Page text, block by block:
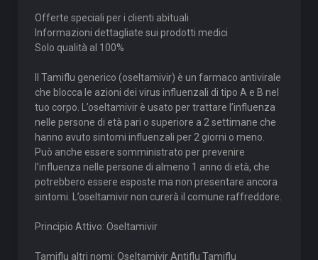
Offerte speciali per i clienti abituali
Informazioni dettagliate sui prodotti medici
Solo qualità al 100%
Il Tamiflu generico (oseltamivir) è un farmaco antivirale
che blocca le azioni dei virus influenzali di tipo A e B nel
tuo corpo. L’oseltamivir è usato per trattare l’influenza
nelle persone di età pari o superiore a 2 settimane che
hanno avuto sintomi influenzali per 2 giorni o meno.
Può anche essere somministrato per prevenire
l’influenza nelle persone di almeno 1 anno di età, che
potrebbero essere esposte ma non presentare ancora
sintomi. L’oseltamivir non curerà il comune raffreddore.
Principio Attivo: Oseltamivir
Tamiflu altri nomi: Oseltamivir Antiflu Tamiflu